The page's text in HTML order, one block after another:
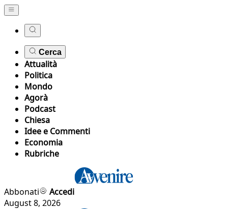
Cerca
Attualità
Politica
Mondo
Agorà
Podcast
Chiesa
Idee e Commenti
Economia
Rubriche
Abbonati
Accedi
August 8, 2026